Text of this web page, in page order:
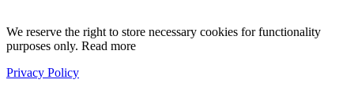
We reserve the right to store necessary cookies for functionality
purposes only. Read more
Privacy Policy